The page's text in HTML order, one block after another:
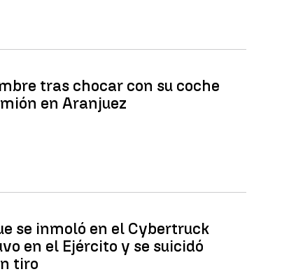
tras chocar con su coche
en Aranjuez
se inmoló en el Cybertruck
en el Ejército y se suicidó
tiro